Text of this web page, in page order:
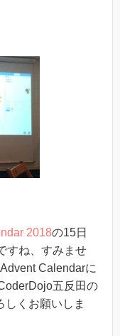
2018の15日
すね、すみませ
Calendarに
五反田の
しくお願いしま